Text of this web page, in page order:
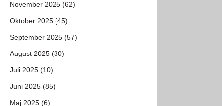
November 2025 (62)
Oktober 2025 (45)
September 2025 (57)
August 2025 (30)
Juli 2025 (10)
Juni 2025 (85)
Maj 2025 (6)